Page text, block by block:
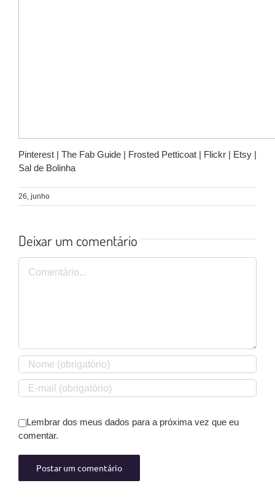
Pinterest | The Fab Guide | Frosted Petticoat | Flickr | Etsy |
Sal de Bolinha
26, junho
Deixar um comentário
Comentário
Lembrar dos meus dados para a próxima vez que eu
comentar.